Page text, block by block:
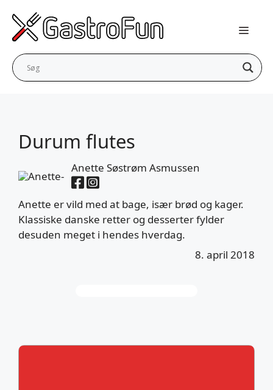
indhold
Durum flutes
Anette Søstrøm Asmussen
Anette er vild med at bage, især brød og kager.
Klassiske danske retter og desserter fylder
desuden meget i hendes hverdag.
8. april 2018